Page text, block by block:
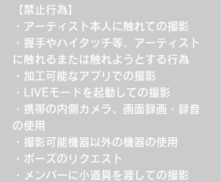
【禁止行為】
・アーティスト本人に触れての撮影
・握手やハイタッチ等、アーティスト
に触れるまたは触れようとする行為
・加工可能なアプリでの撮影
・LIVEモードを起動しての撮影
・携帯の内側カメラ、画面録画・録音
の使用
・撮影可能機器以外の機器の使用
・ポーズのリクエスト
・メンバーに小道具を渡しての撮影